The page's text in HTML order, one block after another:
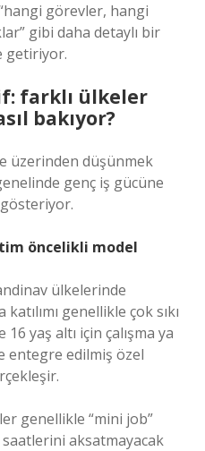
görevler, hangi
gibi daha detaylı bir
getiriyor.
farklı ülkeler
bakıyor?
üzerinden düşünmek
genç iş gücüne
gösteriyor.
öncelikli model
ülkelerinde
genellikle çok sıkı
yaş altı için çalışma ya
entegre edilmiş özel
genellikle “mini job”
aksatmayacak